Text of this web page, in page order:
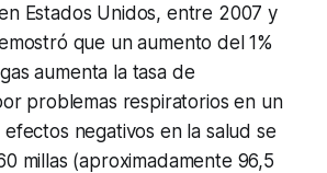
Estados Unidos, entre 2007 y
que un aumento del 1%
aumenta la tasa de
problemas respiratorios en un
negativos en la salud se
millas (aproximadamente 96,5